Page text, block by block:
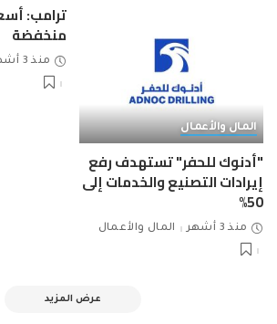
المال والأعمال
"أدنوك للحفر" تستهدف رفع
إيرادات التصنيع والخدمات إلى
50%
منذ 3 أشهر المال والأعمال
ترامب:
منخفضة
منذ 3 أشهر
عرض المزيد